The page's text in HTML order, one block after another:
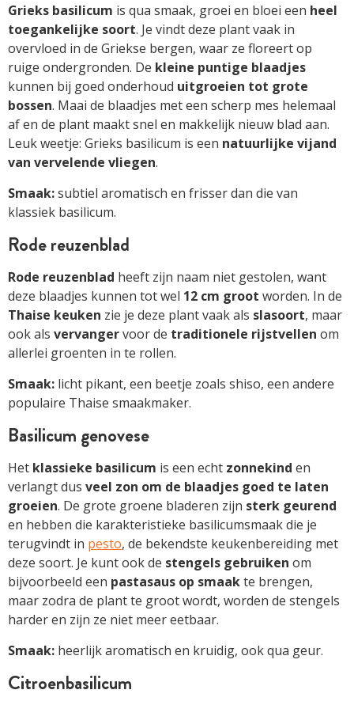
Grieks basilicum is qua smaak, groei en bloei een heel
toegankelijke soort. Je vindt deze plant vaak in
overvloed in de Griekse bergen, waar ze floreert op
ruige ondergronden. De kleine puntige blaadjes
kunnen bij goed onderhoud uitgroeien tot grote
bossen. Maai de blaadjes met een scherp mes helemaal
af en de plant maakt snel en makkelijk nieuw blad aan.
Leuk weet­je: Grieks basilicum is een natuurlijke vijand
van vervelende vliegen.
Smaak:subtiel aromatisch en frisser dan die van
klassiek basilicum.
Rode reuzenblad
Rode reuzenblad heeft zijn naam niet gestolen, want
deze blaadjes kunnen tot wel 12 cm groot worden. In de
Thaise keuken zie je deze plant vaak als slasoort, maar
ook als vervangervoor de traditionele rijst­vellen om
allerlei groenten in te rollen.
Smaak: licht pikant, een beetje zoals shiso, een andere
populaire Thaise smaakmaker.
Basilicum genovese
Het klassieke basilicum is een echt zonnekind en
verlangt dus veel zon om de blaadjes goed te laten
groeien. De grote groene bladeren zijn sterk geurend
en hebben die karakteristieke basilicumsmaak die je
terugvindt in pesto, de bekendste keukenbereiding met
deze soort. Je kunt ook de stengels gebruiken om
bijvoorbeeld een pastasaus op smaakte brengen,
maar zodra de plant te groot wordt, worden de stengels
harder en zijn ze niet meer eetbaar.
Smaak: heerlijk aromatisch en kruidig, ook qua geur.
Citroenbasilicum